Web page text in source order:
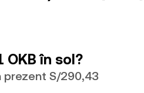
OKB în sol?
prezent S/290,43